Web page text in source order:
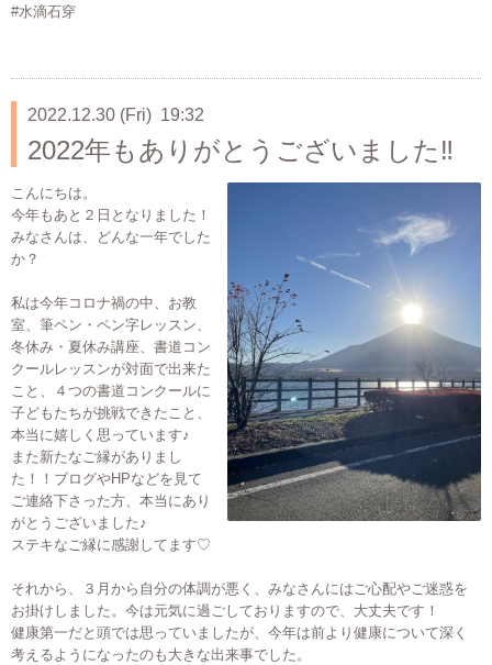
#水滴石穿
2022.12.30 (Fri) 19:32
2022年もありがとうございました‼️
こんにちは。
今年もあと２日となりました！
みなさんは、どんな一年でした
か？
私は今年コロナ禍の中、お教
室、筆ペン・ペン字レッスン、
冬休み・夏休み講座、書道コン
クールレッスンが対面で出来た
こと、４つの書道コンクールに
子どもたちが挑戦できたこと、
本当に嬉しく思っています♪
また新たなご縁がありまし
た！！ブログやHPなどを見て
ご連絡下さった方、本当にあり
がとうございました♪
ステキなご縁に感謝してます♡
それから、３月から自分の体調が悪く、みなさんにはご心配やご迷惑を
お掛けしました。今は元気に過ごしておりますので、大丈夫です！
健康第一だと頭では思っていましたが、今年は前より健康について深く
考えるようになったのも大きな出来事でした。